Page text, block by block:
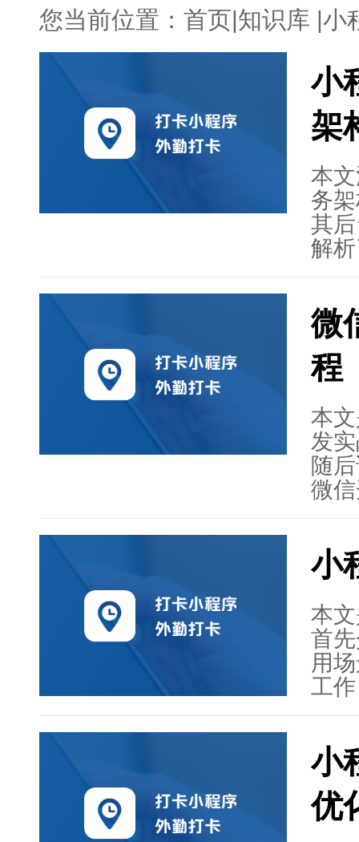
您当前位置： 首页|知识库 |小
小
架
本
务
其
解
划
原
出
构
微
程
本
发
随
微
打
述
和
键
试
程
并
一
小
本
首
用
工
程
以
智
小
优